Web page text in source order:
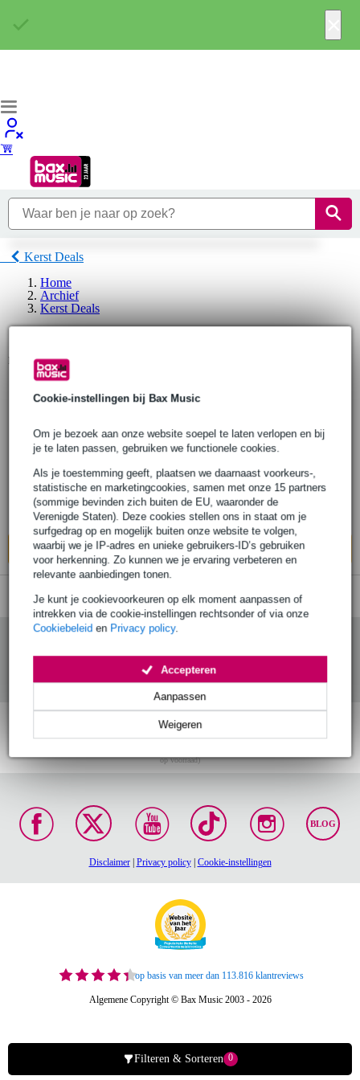
Cookie-instellingen bij Bax Music
Om je bezoek aan onze website soepel te laten verlopen en bij
je te laten passen, gebruiken we functionele cookies.
Als je toestemming geeft, plaatsen we daarnaast voorkeurs-,
statistische en marketingcookies, samen met onze 15 partners
(sommige bevinden zich buiten de EU, waaronder de
Verenigde Staten). Deze cookies stellen ons in staat om je
surfgedrag op en mogelijk buiten onze website te volgen,
waarbij we je IP-adres en unieke gebruikers-ID’s gebruiken
voor herkenning. Zo kunnen we je ervaring verbeteren en
relevante aanbiedingen tonen.
Je kunt je cookievoorkeuren op elk moment aanpassen of
intrekken via de cookie-instellingen rechtsonder of via onze
Cookiebeleid en Privacy policy.
Weigeren
Aanpassen
Accepteren
Kerst Deals
Home
Archief
Kerst Deals
Doughty Kerst Deals
Er is 1product gevonden.
1 review
Doughty T58501 Titan quick trigger Zwart
Adviesprijs € 82,- € 55,-
Bestel nu en ontvang binnen circa 11
werkdagen
In mijn winkelwagen
Filteren & Sorteren 0
op voorraad)
BLOG
Disclaimer| Privacy policy| Cookie-instellingen
op basis van meer dan 113.816 klantreviews
Algemene Copyright © Bax Music 2003 - 2026